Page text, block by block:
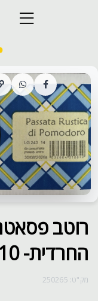
רוטב
החרדית- 10 ק"ג
מק"ט: 250265